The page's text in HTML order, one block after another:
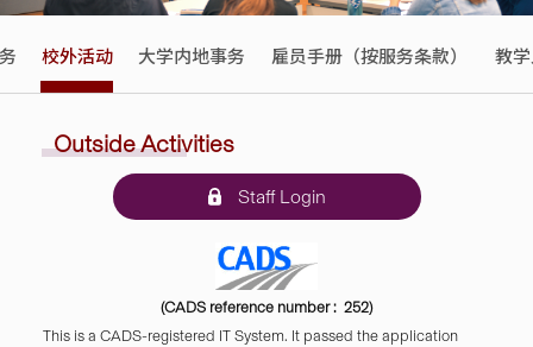
校外活动 大学内地事务 雇员手册（按服务条款） 教
Outside Activities
Staff Login
(CADS reference number : 252)
This is a CADS-registered IT System. It passed the application